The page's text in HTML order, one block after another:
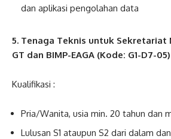
dan aplikasi pengolahan data
5. Tenaga Teknis untuk Sekretariat
GT dan BIMP-EAGA (Kode: G1-D7-05)
Kualifikasi :
Pria/Wanita, usia min. 20 tahun dan
Lulusan S1 ataupun S2 dari dalam